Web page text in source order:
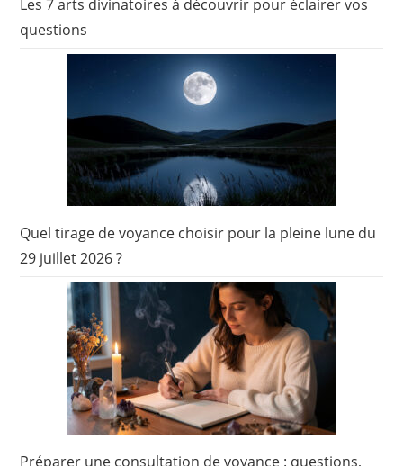
Les 7 arts divinatoires à découvrir pour éclairer vos
questions
Quel tirage de voyance choisir pour la pleine lune du
29 juillet 2026 ?
Préparer une consultation de voyance : questions,